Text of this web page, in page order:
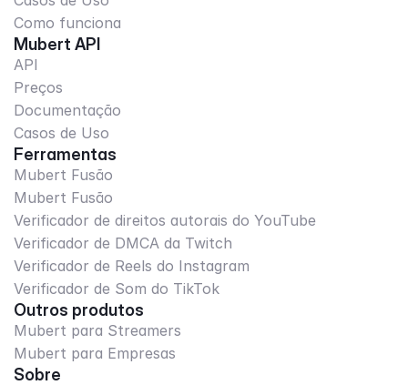
Como funciona
Mubert API
API
Preços
Documentação
Casos de Uso
Ferramentas
Mubert Fusão
Mubert Fusão
Verificador de direitos autorais do YouTube
Verificador de DMCA da Twitch
Verificador de Reels do Instagram
Verificador de Som do TikTok
Outros produtos
Mubert para Streamers
Mubert para Empresas
Sobre